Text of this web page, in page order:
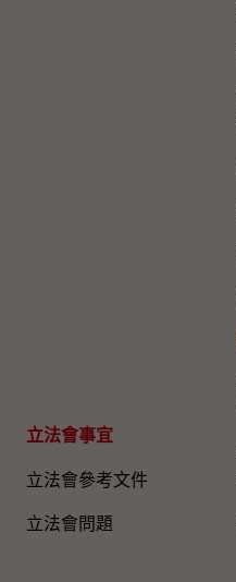
立法會事宜
立法會參考文件
立法會問題